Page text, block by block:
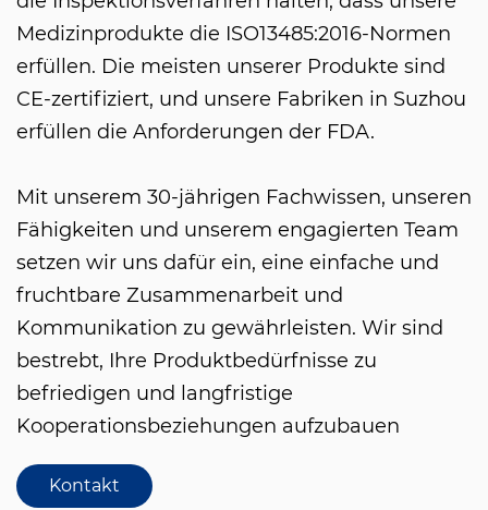
Medizinprodukte die ISO13485:2016-Normen
erfüllen. Die meisten unserer Produkte sind
CE-zertifiziert, und unsere Fabriken in Suzhou
erfüllen die Anforderungen der FDA.
Mit unserem 30-jährigen Fachwissen, unseren
Fähigkeiten und unserem engagierten Team
setzen wir uns dafür ein, eine einfache und
fruchtbare Zusammenarbeit und
Kommunikation zu gewährleisten. Wir sind
bestrebt, Ihre Produktbedürfnisse zu
befriedigen und langfristige
Kooperationsbeziehungen aufzubauen
Kontakt